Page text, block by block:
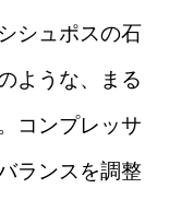
シュポスの石
ような、まる
コンプレッサ
ランスを調整